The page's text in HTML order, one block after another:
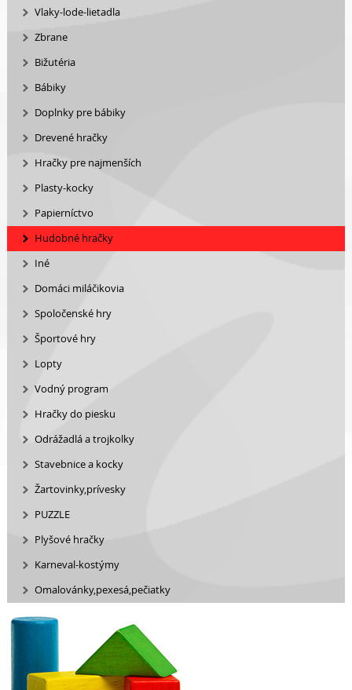
Vlaky-lode-lietadla
Zbrane
Bižutéria
Bábiky
Doplnky pre bábiky
Drevené hračky
Hračky pre najmenších
Plasty-kocky
Papierníctvo
Hudobné hračky
Iné
Domáci miláčikovia
Spoločenské hry
Športové hry
Lopty
Vodný program
Hračky do piesku
Odrážadlá a trojkolky
Stavebnice a kocky
Žartovinky,prívesky
PUZZLE
Plyšové hračky
Karneval-kostýmy
Omalovánky,pexesá,pečiatky